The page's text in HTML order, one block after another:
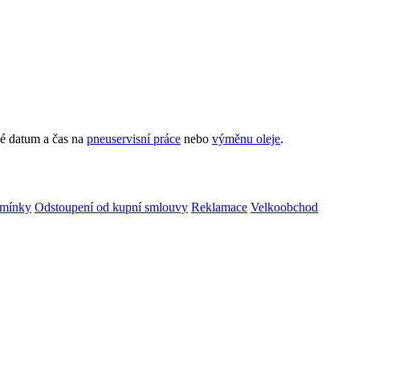
datum a čas na pneuservisní práce nebo výměnu oleje.
Odstoupení od kupní smlouvy Reklamace Velkoobchod